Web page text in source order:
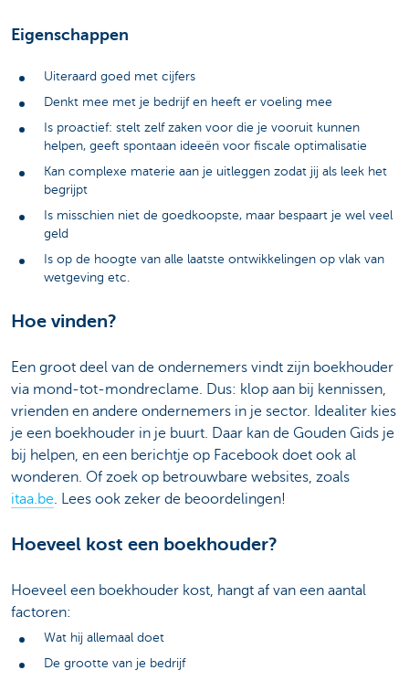
Eigenschappen
Uiteraard goed met cijfers
Denkt mee met je bedrijf en heeft er voeling mee
Is proactief: stelt zelf zaken voor die je vooruit kunnen
helpen, geeft spontaan ideeën voor fiscale optimalisatie
Kan complexe materie aan je uitleggen zodat jij als leek het
begrijpt
Is misschien niet de goedkoopste, maar bespaart je wel veel
geld
Is op de hoogte van alle laatste ontwikkelingen op vlak van
wetgeving etc.
Hoe vinden?
Een groot deel van de ondernemers vindt zijn boekhouder
via mond-tot-mondreclame. Dus: klop aan bij kennissen,
vrienden en andere ondernemers in je sector. Idealiter kies
je een boekhouder in je buurt. Daar kan de Gouden Gids je
bij helpen, en een berichtje op Facebook doet ook al
wonderen. Of zoek op betrouwbare websites, zoals
itaa.be. Lees ook zeker de beoordelingen!
Hoeveel kost een boekhouder?
Hoeveel een boekhouder kost, hangt af van een aantal
factoren:
Wat hij allemaal doet
De grootte van je bedrijf